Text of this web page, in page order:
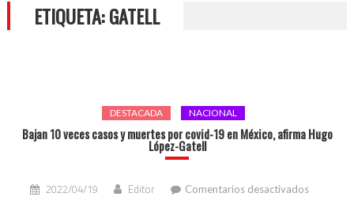
ETIQUETA:GATELL
DESTACADA NACIONAL
Bajan 10 veces casos y muertes por covid-19 en México, afirma Hugo
López-Gatell
2022/04/19 Editor Comentarios desactivadosen